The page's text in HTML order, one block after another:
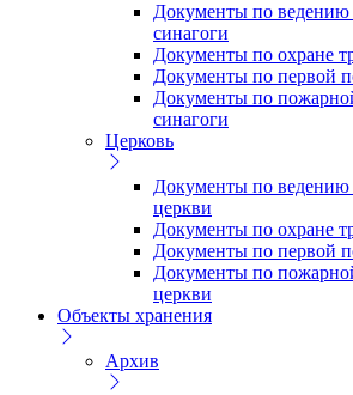
Документы по ведению
синагоги
Документы по охране
Документы по первой
Документы по
синагоги
Церковь
Документы по ведению
церкви
Документы по охране
Документы по первой
Документы по
церкви
Объекты хранения
Архив